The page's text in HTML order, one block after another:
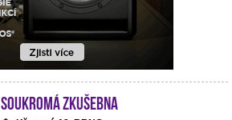
Soukromá zkušebna